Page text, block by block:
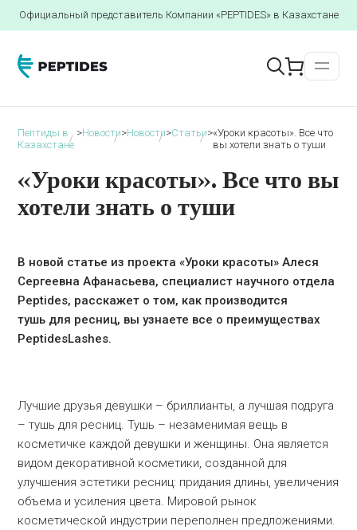
Официальный представитель Компании «PEPTIDES» в Казахстане
Пептиды в
Казахстане
>Новости>Новости>Статьи>«Уроки красоты». Все что
вы хотели знать о туши
«Уроки красоты». Все что вы
хотели знать о туши
В новой статье из проекта «Уроки красоты» Алеся
Сергеевна Афанасьева, специалист научного отдела
Peptides, расскажет о том, как производится
тушь для ресниц, вы узнаете все о преимуществах
PeptidesLashes.
Лучшие друзья девушки – бриллианты, а лучшая подруга
– тушь для ресниц. Тушь – незаменимая вещь в
косметичке каждой девушки и женщины. Она является
видом декоративной косметики, созданной для
улучшения эстетики ресниц: придания длины, увеличения
объема и усиления цвета. Мировой рынок
косметической индустрии переполнен предложениями.